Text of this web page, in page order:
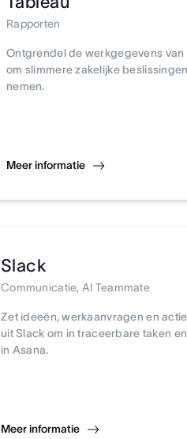
Rapporten
Ontgrendel de werkgegevens van
om slimmere zakelijke
nemen.
Meer informatie
Slack
Communicatie, AI Teammate
Zet ideeën, werkaanvragen en
uit Slack om in traceerbare taken
in Asana.
Meer informatie